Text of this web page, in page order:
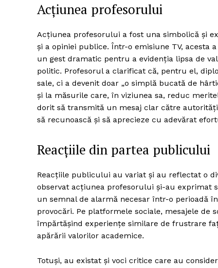
Acțiunea profesorului
Acțiunea profesorului a fost una simbolică și
și a opiniei publice. Într-o emisiune TV, acesta
un gest dramatic pentru a evidenția lipsa de
politic. Profesorul a clarificat că, pentru el,
sale, ci a devenit doar „o simplă bucată de
și la măsurile care, în viziunea sa, reduc
dorit să transmită un mesaj clar către
să recunoască și să aprecieze cu adevărat
Reacțiile din partea publicului
Reacțiile publicului au variat și au reflectat o
observat acțiunea profesorului și-au exprimat
un semnal de alarmă necesar într-o perioadă
provocări. Pe platformele sociale, mesajele
împărtășind experiențe similare de frustrare
apărării valorilor academice.
Totuși, au existat și voci critice care au